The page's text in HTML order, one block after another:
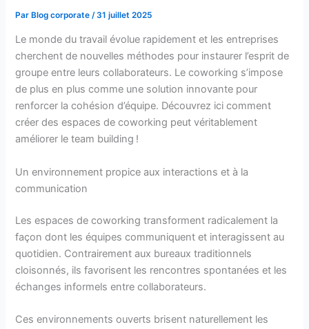
ParBlog corporate/31 juillet 2025
Le monde du travail évolue rapidement et les entreprises
cherchent de nouvelles méthodes pour instaurer l’esprit de
groupe entre leurs collaborateurs. Le coworking s’impose
de plus en plus comme une solution innovante pour
renforcer la cohésion d’équipe. Découvrez ici comment
créer des espaces de coworking peut véritablement
améliorer le team building !
Un environnement propice aux interactions et à la
communication
Les espaces de coworking transforment radicalement la
façon dont les équipes communiquent et interagissent au
quotidien. Contrairement aux bureaux traditionnels
cloisonnés, ils favorisent les rencontres spontanées et les
échanges informels entre collaborateurs.
Ces environnements ouverts brisent naturellement les